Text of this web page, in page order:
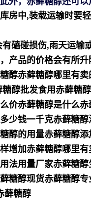
房中,装载运输时要
磕碰损伤,雨天运输
产品的价格会有所
醇赤藓糖醇哪里有
醇批发食用赤藓糖
价赤藓糖醇是什么
少钱一千克赤藓糖
醇的用量赤藓糖醇
增加赤藓糖醇哪里
法用量厂家赤藓糖
糖醇现货赤藓糖醇
藓糖醇